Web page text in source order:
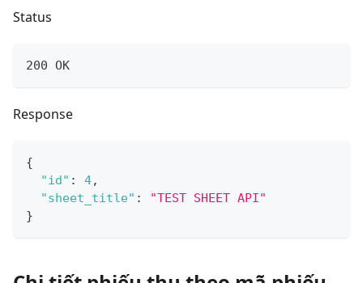
Status
200 OK
Response
{
"id" : 4,
"sheet_title" :
"TEST SHEET API"
}